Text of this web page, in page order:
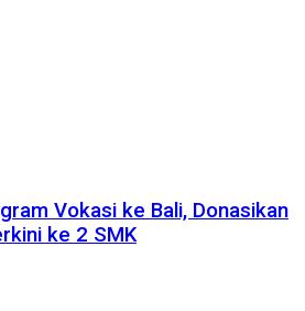
Vokasi ke Bali, Donasikan
ke 2 SMK